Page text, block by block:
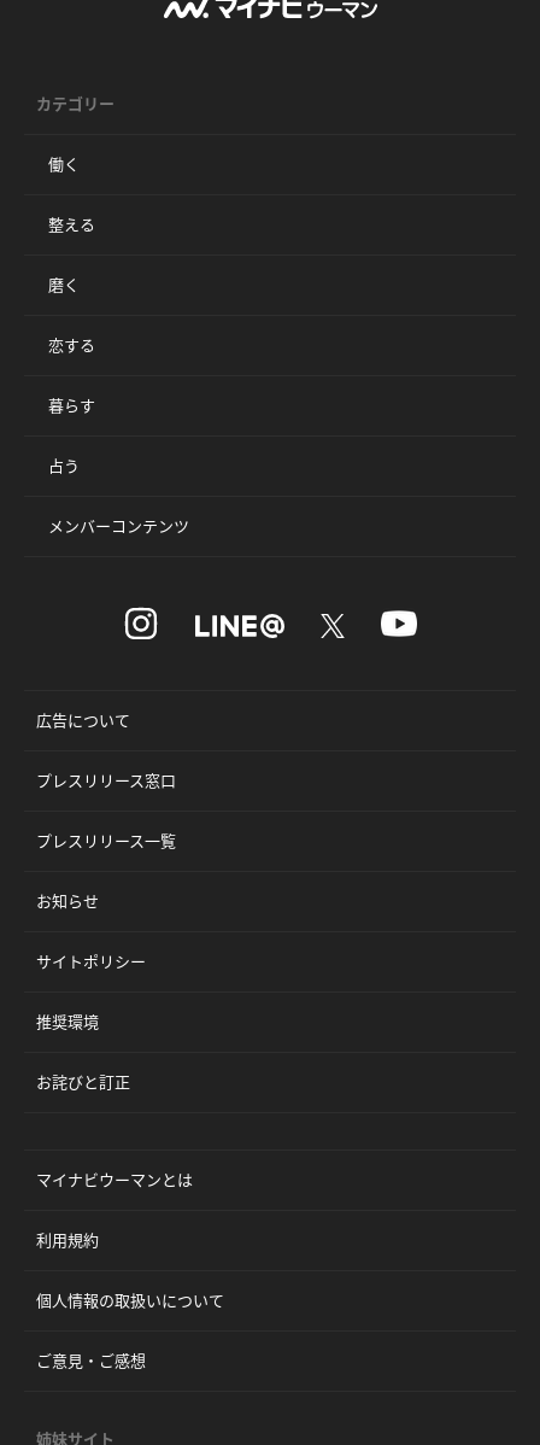
カテゴリー
働く
整える
磨く
恋する
暮らす
占う
メンバーコンテンツ
広告について
プレスリリース窓口
プレスリリース一覧
お知らせ
サイトポリシー
推奨環境
お詫びと訂正
マイナビウーマンとは
利用規約
個人情報の取扱いについて
ご意見・ご感想
姉妹サイト